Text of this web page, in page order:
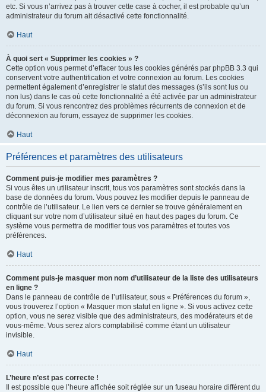
etc. Si vous n’arrivez pas à trouver cette case à cocher, il est probable qu’un
administrateur du forum ait désactivé cette fonctionnalité.
Haut
À quoi sert « Supprimer les cookies » ?
Cette option vous permet d’effacer tous les cookies générés par phpBB 3.3 qui
conservent votre authentification et votre connexion au forum. Les cookies
permettent également d’enregistrer le statut des messages (s’ils sont lus ou
non lus) dans le cas où cette fonctionnalité a été activée par un administrateur
du forum. Si vous rencontrez des problèmes récurrents de connexion et de
déconnexion au forum, essayez de supprimer les cookies.
Haut
Préférences et paramètres des utilisateurs
Comment puis-je modifier mes paramètres ?
Si vous êtes un utilisateur inscrit, tous vos paramètres sont stockés dans la
base de données du forum. Vous pouvez les modifier depuis le panneau de
contrôle de l’utilisateur. Le lien vers ce dernier se trouve généralement en
cliquant sur votre nom d’utilisateur situé en haut des pages du forum. Ce
système vous permettra de modifier tous vos paramètres et toutes vos
préférences.
Haut
Comment puis-je masquer mon nom d’utilisateur de la liste des utilisateurs
en ligne ?
Dans le panneau de contrôle de l’utilisateur, sous « Préférences du forum »,
vous trouverez l’option « Masquer mon statut en ligne ». Si vous activez cette
option, vous ne serez visible que des administrateurs, des modérateurs et de
vous-même. Vous serez alors comptabilisé comme étant un utilisateur
invisible.
Haut
L’heure n’est pas correcte !
Il est possible que l’heure affichée soit réglée sur un fuseau horaire différent du